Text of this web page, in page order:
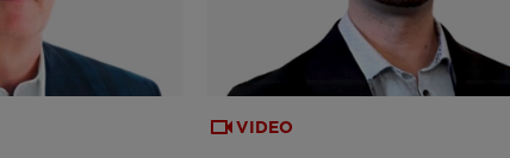
VIDEO